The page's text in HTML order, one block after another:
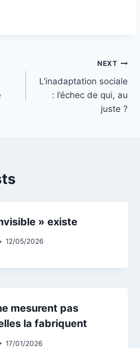
NEXT
L’inadaptation sociale
: l’échec de qui, au
juste ?
» existe
12/05/2026
mesurent pas
la fabriquent
17/01/2026